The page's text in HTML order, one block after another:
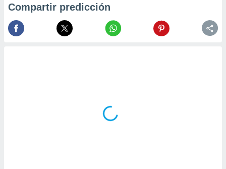
Compartir predicción